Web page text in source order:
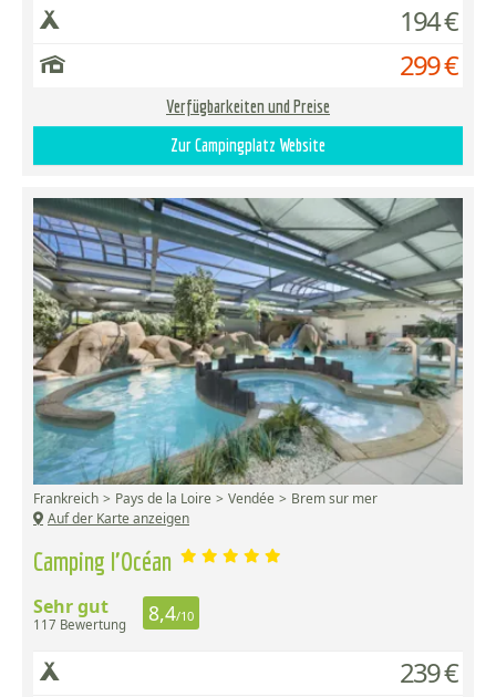
194 €
299 €
Verfügbarkeiten und Preise
Zur Campingplatz Website
Camping l'Océan
Frankreich Pays de la Loire Vendée
Brem sur mer
Auf der Karte anzeigen
Sehr gut
117 Bewertung 8,4/10
239 €